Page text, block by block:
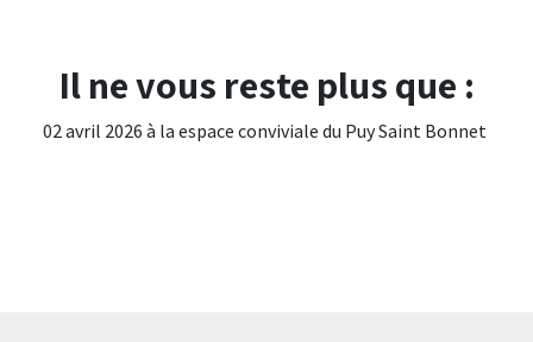
Il ne vous reste plus que :
02 avril 2026 à la espace conviviale du Puy Saint Bonnet